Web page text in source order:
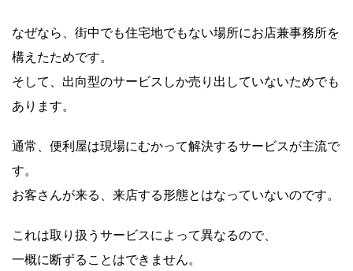
なぜなら、街中でも住宅地でもない場所にお店兼事務所を
構えたためです。
そして、出向型のサービスしか売り出していないためでも
あります。
通常、便利屋は現場にむかって解決するサービスが主流で
す。
お客さんが来る、来店する形態とはなっていないのです。
これは取り扱うサービスによって異なるので、
一概に断ずることはできません。